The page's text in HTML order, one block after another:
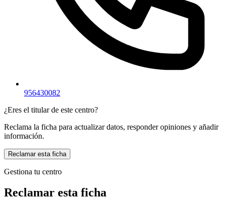
956430082
¿Eres el titular de este centro?
Reclama la ficha para actualizar datos, responder opiniones y añadir
información.
Reclamar esta ficha
Gestiona tu centro
Reclamar esta ficha